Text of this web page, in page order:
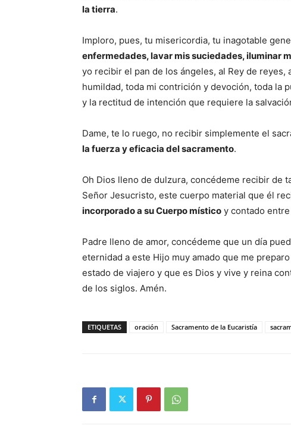
la tierra.
Imploro, pues, tu misericordia, tu inagotable
enfermedades, lavar mis suciedades, iluminar
yo recibir el pan de los ángeles, al Rey de
humildad, toda mi contrición y devoción, toda la
y la rectitud de intención que requiere la
Dame, te lo ruego, no recibir simplemente el
la fuerza y eficacia del sacramento.
Oh Dios lleno de dulzura, concédeme recibir de
Señor Jesucristo, este cuerpo material que él
incorporado a su Cuerpo místico y contado
Padre lleno de amor, concédeme que un día
eternidad a este Hijo muy amado que me
estado de viajero y que es Dios y vive y reina
de los siglos. Amén.
ETIQUETAS oración Sacramento de la Eucaristía